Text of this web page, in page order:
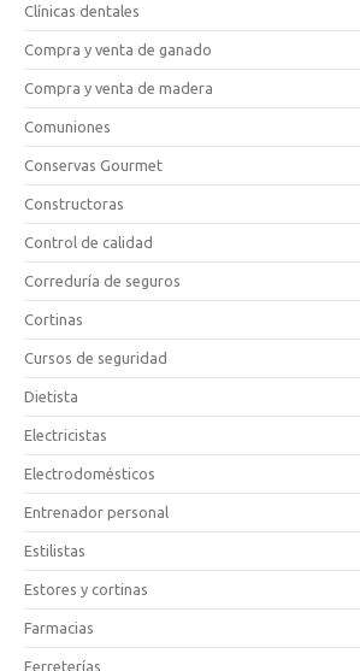
Clínicas dentales
Compra y venta de ganado
Compra y venta de madera
Comuniones
Conservas Gourmet
Constructoras
Control de calidad
Correduría de seguros
Cortinas
Cursos de seguridad
Dietista
Electricistas
Electrodomésticos
Entrenador personal
Estilistas
Estores y cortinas
Farmacias
Ferreterías